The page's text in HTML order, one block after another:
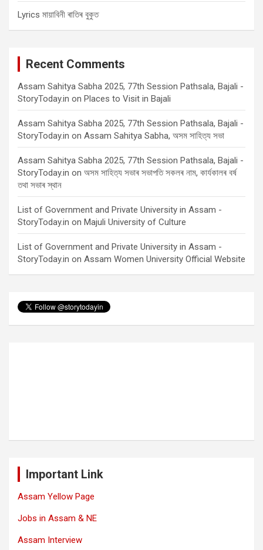
Lyrics মায়াবিনী ৰাতিৰ বুকুত
Recent Comments
Assam Sahitya Sabha 2025, 77th Session Pathsala, Bajali -
StoryToday.in on Places to Visit in Bajali
Assam Sahitya Sabha 2025, 77th Session Pathsala, Bajali -
StoryToday.in on Assam Sahitya Sabha, অসম সাহিত্য সভা
Assam Sahitya Sabha 2025, 77th Session Pathsala, Bajali -
StoryToday.in on অসম সাহিত্য সভাৰ সভাপতি সকলৰ নাম, কাৰ্যকালৰ বৰ্ষ
তথা সভাৰ স্থান
List of Government and Private University in Assam -
StoryToday.in on Majuli University of Culture
List of Government and Private University in Assam -
StoryToday.in on Assam Women University Official Website
Important Link
Assam Yellow Page
Jobs in Assam & NE
Assam Interview